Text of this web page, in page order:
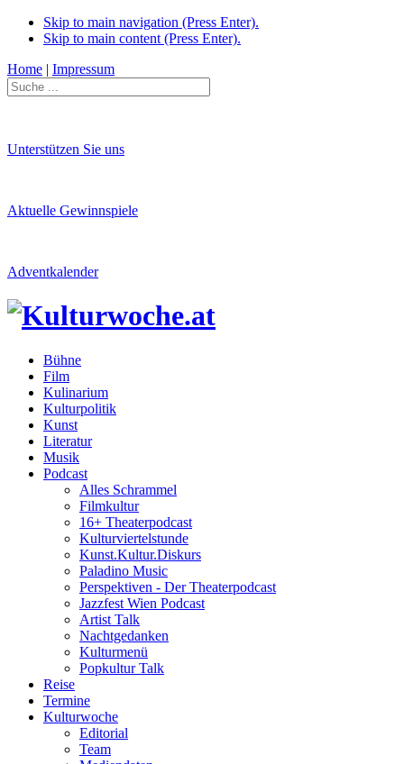
Skip to main navigation (Press Enter).
Skip to main content (Press Enter).
Home | Impressum
Unterstützen Sie uns
Aktuelle Gewinnspiele
Adventkalender
Bühne
Film
Kulinarium
Kulturpolitik
Kunst
Literatur
Musik
Podcast
Alles Schrammel
Filmkultur
16+ Theaterpodcast
Kulturviertelstunde
Kunst.Kultur.Diskurs
Paladino Music
Perspektiven - Der Theaterpodcast
Jazzfest Wien Podcast
Artist Talk
Nachtgedanken
Kulturmenü
Popkultur Talk
Reise
Termine
Kulturwoche
Editorial
Team